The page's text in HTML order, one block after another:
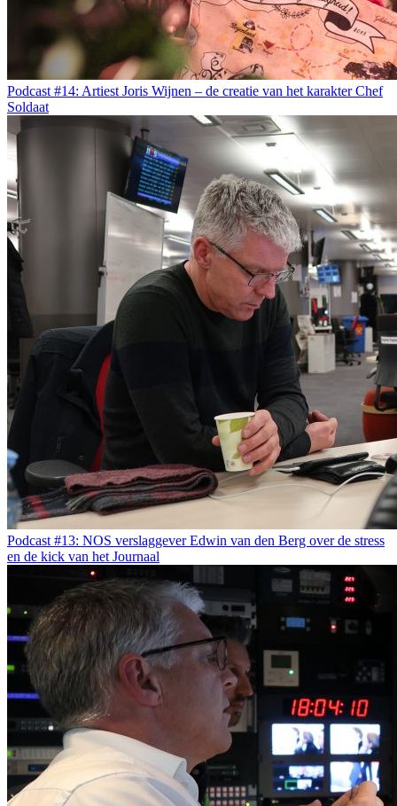
Podcast #14: Artiest Joris Wijnen – de creatie van het karakter Chef
Soldaat
Podcast #13: NOS verslaggever Edwin van den Berg over de stress
en de kick van het Journaal